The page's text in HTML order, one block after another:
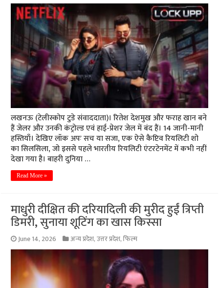
लखनऊ (टेलीस्कोप टुडे संवाददाता)। रितेश देशमुख और फराह खान बने
हैं जेलर और उनकी कंट्रोल्ड एवं हाई-प्रेशर जेल में बंद हैं। 14 जानी-मानी
हस्तियाँ। देखिए लॉक अपः सच या सजा, एक ऐसे कैप्टिव रियलिटी शो
का सिलसिला, जो इससे पहले भारतीय रियलिटी एंटरटेनमेंट में कभी नहीं
देखा गया है। बाहरी दुनिया …
Read More »
माधुरी दीक्षित की दरियादिली की मुरीद हुईं त्रिप्ती
डिमरी, सुनाया शूटिंग का खास किस्सा
June 14, 2026 अन्य प्रदेश,उत्तर प्रदेश,फिल्म